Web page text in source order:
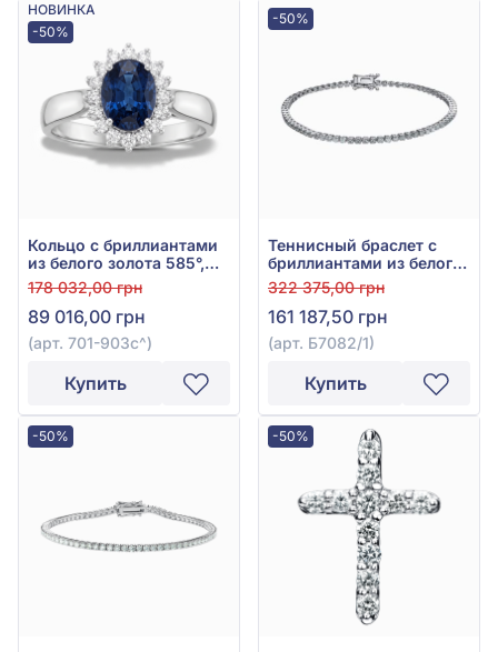
НОВИНКА
-50%
Кольцо с бриллиантами
из белого золота 585°,
Синий Сапфир 1,35ct,
Бриллиант 0,16ct, арт.
701-903с
178 032,00 грн
89 016,00 грн
(арт. 701-903с^)
Купить
-50%
Теннисный браслет с
бриллиантами из белого
золота 585°, Бриллиант
1,55ct, арт. Б7082/1
322 375,00 грн
161 187,50 грн
(арт. Б7082/1)
Купить
-50% -50%